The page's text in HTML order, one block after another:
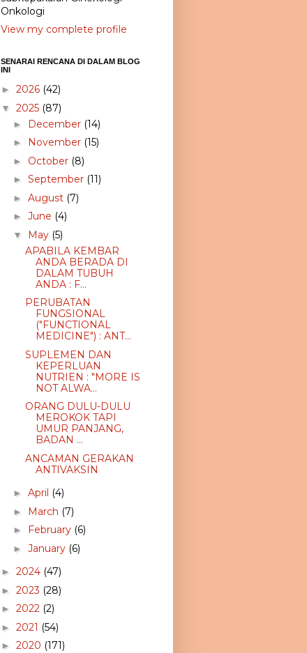
Onkologi
View my complete profile
SENARAI RENCANA DI DALAM BLOG
INI
► 2026 (42)
▼ 2025 (87)
► December (14)
► November (15)
► October (8)
► September (11)
► August (7)
► June (4)
▼ May (5)
APABILA KEMBAR
ANDA BERADA DI
DALAM TUBUH
ANDA : F...
PERUBATAN
FUNGSIONAL
("FUNCTIONAL
MEDICINE") : ANT...
SUPLEMEN DAN
KEPERLUAN
NUTRIEN : "MORE IS
NOT ALWA...
ORANG DULU-DULU
MEROKOK TAPI
UMUR PANJANG,
BADAN ...
ANCAMAN GERAKAN
ANTIVAKSIN
► April (4)
► March (7)
► February (6)
► January (6)
► 2024 (47)
► 2023 (28)
► 2022 (2)
► 2021 (54)
► 2020 (171)